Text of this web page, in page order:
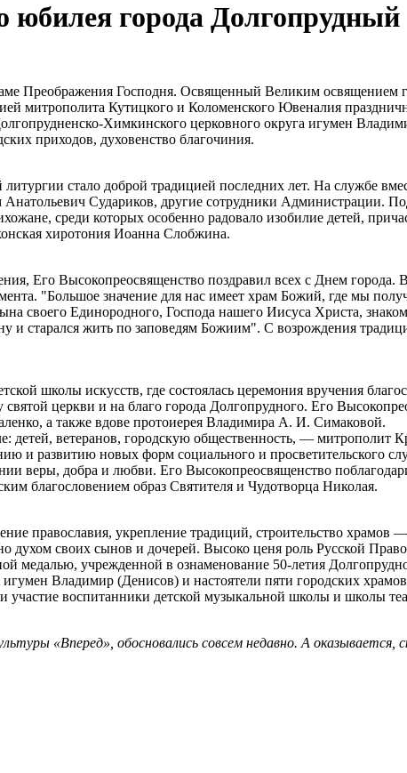
юбилея города Долгопрудный
Преображения Господня. Освященный Великим
митрополита Кутицкого и Коломенского Ювеналия
Химкинского церковного округа игумен
приходов, духовенство благочиния.
стало доброй традицией последних лет. На службе
Судариков, другие сотрудники Администрации.
среди которых особенно радовало изобилие детей,
хиротония Иоанна Слобжина.
Его Высокопреосвященство поздравил всех с Днем города.
"Большое значение для нас имеет храм Божий, где мы
своего Единородного, Господа нашего Иисуса Христа,
и старался жить по заповедям Божиим". С возрождения
школы искусств, где состоялась церемония вручения
святой церкви и на благо города Долгопрудного. Его
а также вдове протоиерея Владимира А. И. Симаковой.
детей, ветеранов, городскую общественность, —
и развитию новых форм социального и
веры, добра и любви. Его Высокопреосвященство
благословением образ Святителя и Чудотворца Николая.
православия, укрепление традиций, строительство храмов
духом своих сынов и дочерей. Высоко ценя роль Русской
медалью, учрежденной в ознаменование 50-летия
Владимир (Денисов) и настоятели пяти городских
участие воспитанники детской музыкальной школы и школы
«Вперед», обосновались совсем недавно. А